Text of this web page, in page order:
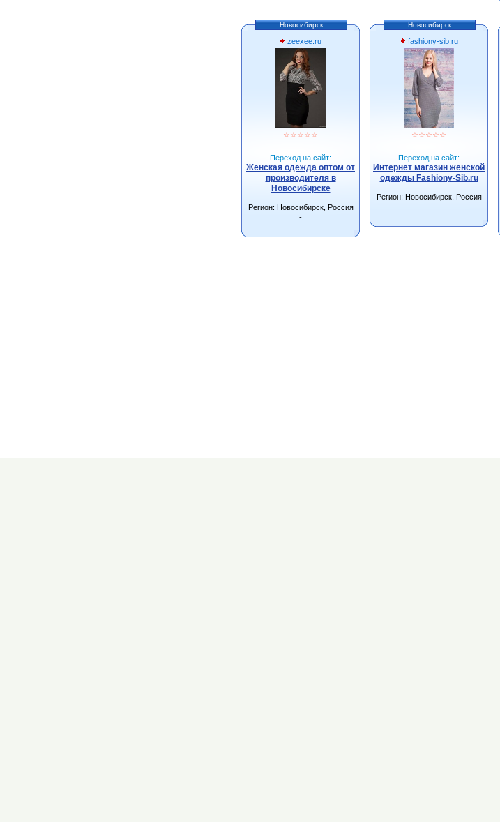
Новосибирск
zeexee.ru
☆☆☆☆☆
Переход на сайт:
Женская одежда оптом от
производителя в
Новосибирске
Регион: Новосибирск, Россия
-
Новосибирск
fashiony-sib.ru
☆☆☆☆☆
Переход на сайт:
Интернет магазин женской
одежды Fashiony-Sib.ru
Регион: Новосибирск, Россия
-